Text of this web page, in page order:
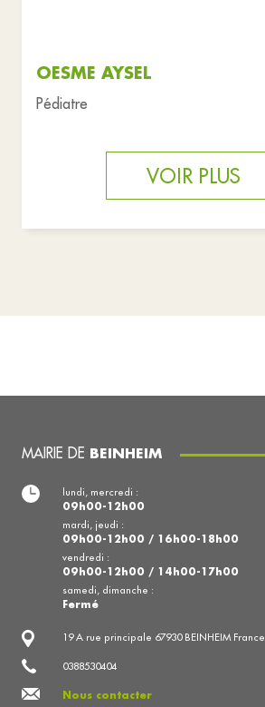
OESME AYSEL
Pédiatre
VOIR PLUS
MAIRIE DE BEINHEIM
19 A rue principale 67930 BEINHEIM France
0388530404
Nous contacter
lundi, mercredi :
09h00-12h00
mardi, jeudi :
09h00-12h00 / 16h00-18h00
vendredi :
09h00-12h00 / 14h00-17h00
samedi, dimanche :
Fermé